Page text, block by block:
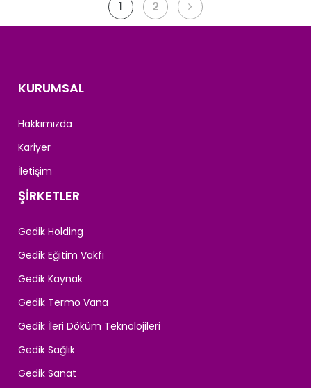
sayfalandırması
1 2
KURUMSAL
Hakkımızda
Kariyer
İletişim
ŞİRKETLER
Gedik Holding
Gedik Eğitim Vakfı
Gedik Kaynak
Gedik Termo Vana
Gedik İleri Döküm Teknolojileri
Gedik Sağlık
Gedik Sanat